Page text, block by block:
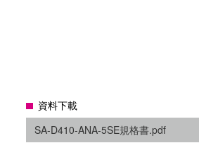
資料下載
SA-D410-ANA-5SE規格書.pdf